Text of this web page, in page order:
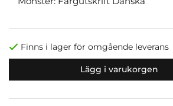
Finns i lager för omgående leverans
Lägg i varukorgen